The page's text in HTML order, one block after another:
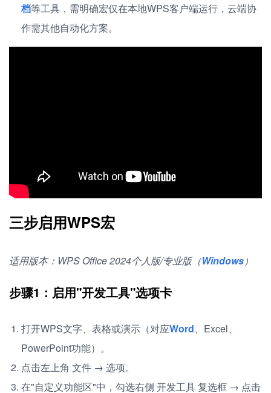
档等工具，需明确宏仅在本地WPS客户端运行，云端协
作需其他自动化方案。
三步启用WPS宏
适用版本：WPS Office 2024个人版/专业版（Windows）
步骤1：启用"开发工具"选项卡
打开WPS文字、表格或演示（对应Word、Excel、
PowerPoint功能）。
点击左上角 文件 → 选项。
在"自定义功能区"中，勾选右侧 开发工具 复选框 → 点击